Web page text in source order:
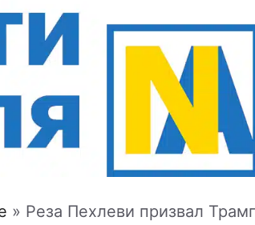
» Реза Пехлеви призвал